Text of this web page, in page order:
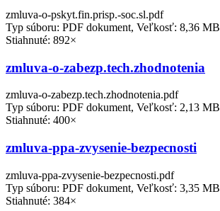
zmluva-o-pskyt.fin.prisp.-soc.sl.pdf
Typ súboru: PDF dokument, Veľkosť: 8,36 MB
Stiahnuté: 892×
zmluva-o-zabezp.tech.zhodnotenia
zmluva-o-zabezp.tech.zhodnotenia.pdf
Typ súboru: PDF dokument, Veľkosť: 2,13 MB
Stiahnuté: 400×
zmluva-ppa-zvysenie-bezpecnosti
zmluva-ppa-zvysenie-bezpecnosti.pdf
Typ súboru: PDF dokument, Veľkosť: 3,35 MB
Stiahnuté: 384×